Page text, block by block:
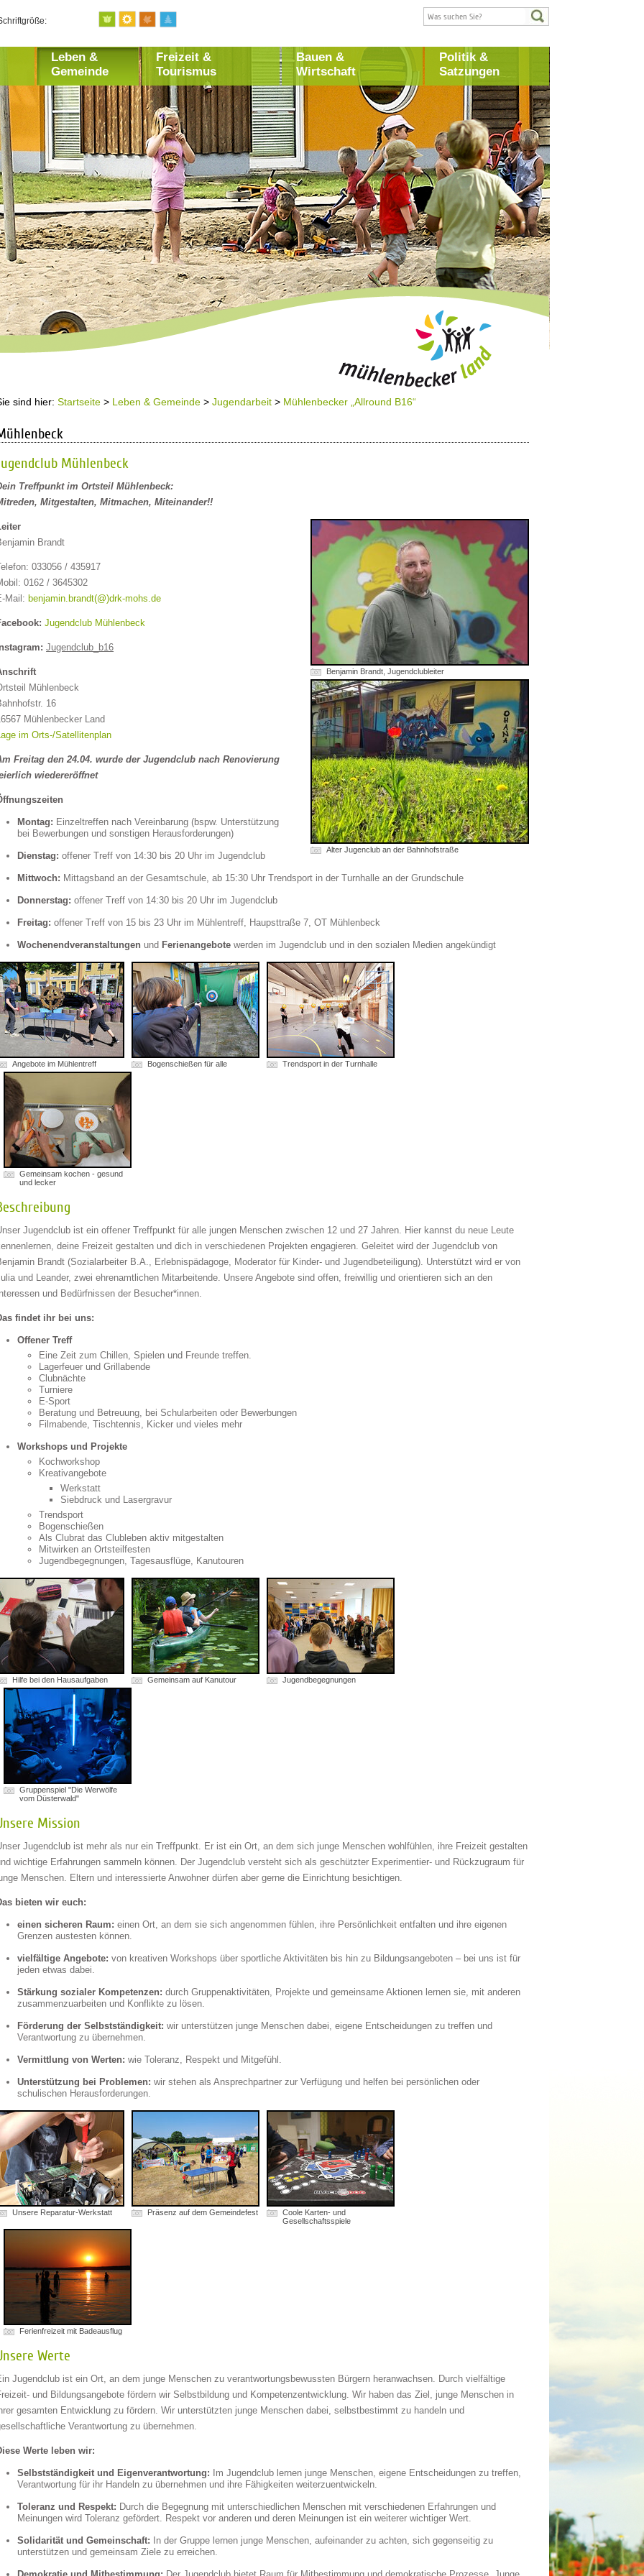
Leben &
Gemeinde
Freizeit &
Tourismus
Bauen &
Wirtschaft
Politik &
Satzungen
sind hier:Startseite > Leben & Gemeinde >Jugendarbeit > Mühlenbecker „Allround B16“
Mühlenbeck
Treffpunkt im Ortsteil Mühlenbeck:
Mitgestalten, Mitmachen, Miteinander!!
Benjamin Brandt, Jugendclubleiter
Alter Jugenclub an der Bahnhofstraße
Brandt
033056 / 435917
0162 / 3645302
Mail: benjamin.brandt(@)drk-mohs.de
Jugendclub Mühlenbeck
Jugendclub_b16
Mühlenbeck
16
Mühlenbecker Land
im Orts-/Satellitenplan
Freitag den 24.04. wurde der Jugendclub nach Renovierung
wiedereröffnet
Montag: Einzeltreffen nach Vereinbarung (bspw. Unterstützung
bei Bewerbungen und sonstigen Herausforderungen)
Dienstag: offener Treff von 14:30 bis 20 Uhr im Jugendclub
Mittwoch: Mittagsband an der Gesamtschule, ab 15:30 Uhr Trendsport in der Turnhalle an der Grundschule
Donnerstag: offener Treff von 14:30 bis 20 Uhr im Jugendclub
Freitag: offener Treff von 15 bis 23 Uhr im Mühlentreff, Haupsttraße 7, OT Mühlenbeck
Wochenendveranstaltungen und Ferienangebote werden im Jugendclub und in den sozialen Medien angekündigt
Angebote im Mühlentreff Bogenschießen für alle Trendsport in der Turnhalle
Gemeinsam kochen - gesund
und lecker
Jugendclub ist ein offener Treffpunkt für alle jungen Menschen zwischen 12 und 27 Jahren. Hier kannst du neue Leute
deine Freizeit gestalten und dich in verschiedenen Projekten engagieren. Geleitet wird der Jugendclub von
Brandt (Sozialarbeiter B.A., Erlebnispädagoge, Moderator für Kinder- und Jugendbeteiligung). Unterstützt wird er von
und Leander, zwei ehrenamtlichen Mitarbeitende. Unsere Angebote sind offen, freiwillig und orientieren sich an den
und Bedürfnissen der Besucher*innen.
findet ihr bei uns:
Offener Treff
Eine Zeit zum Chillen, Spielen und Freunde treffen.
Lagerfeuer und Grillabende
Clubnächte
Turniere
E-Sport
Beratung und Betreuung, bei Schularbeiten oder Bewerbungen
Filmabende, Tischtennis, Kicker und vieles mehr
Workshops und Projekte
Kochworkshop
Kreativangebote
Werkstatt
Siebdruck und Lasergravur
Trendsport
Bogenschießen
Als Clubrat das Clubleben aktiv mitgestalten
Mitwirken an Ortsteilfesten
Jugendbegegnungen, Tagesausflüge, Kanutouren
Hilfe bei den Hausaufgaben Gemeinsam auf Kanutour Jugendbegegnungen
Gruppenspiel "Die Werwölfe
vom Düsterwald"
Mission
Jugendclub ist mehr als nur ein Treffpunkt. Er ist ein Ort, an dem sich junge Menschen wohlfühlen, ihre Freizeit gestalten
wichtige Erfahrungen sammeln können. Der Jugendclub versteht sich als geschützter Experimentier- und Rückzugraum für
Menschen. Eltern und interessierte Anwohner dürfen aber gerne die Einrichtung besichtigen.
bieten wir euch:
einen sicheren Raum: einen Ort, an dem sie sich angenommen fühlen, ihre Persönlichkeit entfalten und ihre eigenen
Grenzen austesten können.
vielfältige Angebote: von kreativen Workshops über sportliche Aktivitäten bis hin zu Bildungsangeboten – bei uns ist für
jeden etwas dabei.
Stärkung sozialer Kompetenzen: durch Gruppenaktivitäten, Projekte und gemeinsame Aktionen lernen sie, mit anderen
zusammenzuarbeiten und Konflikte zu lösen.
Förderung der Selbstständigkeit: wir unterstützen junge Menschen dabei, eigene Entscheidungen zu treffen und
Verantwortung zu übernehmen.
Vermittlung von Werten: wie Toleranz, Respekt und Mitgefühl.
Unterstützung bei Problemen: wir stehen als Ansprechpartner zur Verfügung und helfen bei persönlichen oder
schulischen Herausforderungen.
Unsere Reparatur-Werkstatt Präsenz auf dem Gemeindefest
Coole Karten- und
Gesellschaftsspiele
Ferienfreizeit mit Badeausflug
Werte
Jugendclub ist ein Ort, an dem junge Menschen zu verantwortungsbewussten Bürgern heranwachsen. Durch vielfältige
und Bildungsangebote fördern wir Selbstbildung und Kompetenzentwicklung. Wir haben das Ziel, junge Menschen in
gesamten Entwicklung zu fördern. Wir unterstützten junge Menschen dabei, selbstbestimmt zu handeln und
Verantwortung zu übernehmen.
Werte leben wir:
Selbstständigkeit und Eigenverantwortung: Im Jugendclub lernen junge Menschen, eigene Entscheidungen zu treffen,
Verantwortung für ihr Handeln zu übernehmen und ihre Fähigkeiten weiterzuentwickeln.
Toleranz und Respekt: Durch die Begegnung mit unterschiedlichen Menschen mit verschiedenen Erfahrungen und
Meinungen wird Toleranz gefördert. Respekt vor anderen und deren Meinungen ist ein weiterer wichtiger Wert.
Solidarität und Gemeinschaft: In der Gruppe lernen junge Menschen, aufeinander zu achten, sich gegenseitig zu
unterstützen und gemeinsam Ziele zu erreichen.